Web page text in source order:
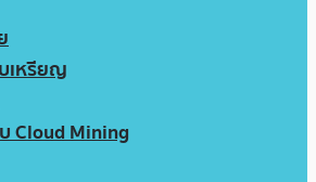
เหรียญ
Cloud Mining